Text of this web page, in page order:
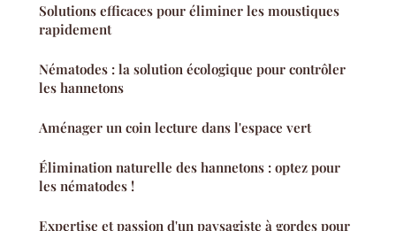
Solutions efficaces pour éliminer les moustiques
rapidement
Nématodes : la solution écologique pour contrôler
les hannetons
Aménager un coin lecture dans l'espace vert
Élimination naturelle des hannetons : optez pour
les nématodes !
Expertise et passion d'un paysagiste à gordes pour